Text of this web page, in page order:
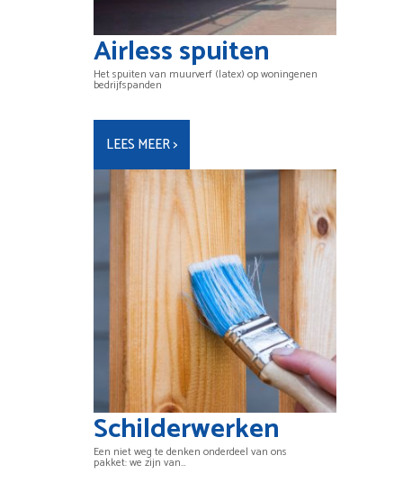
Airless spuiten
Het spuiten van muurverf (latex) op woningenen
bedrijfspanden
LEES MEER >
Schilderwerken
Een niet weg te denken onderdeel van ons
pakket: we zijn van…